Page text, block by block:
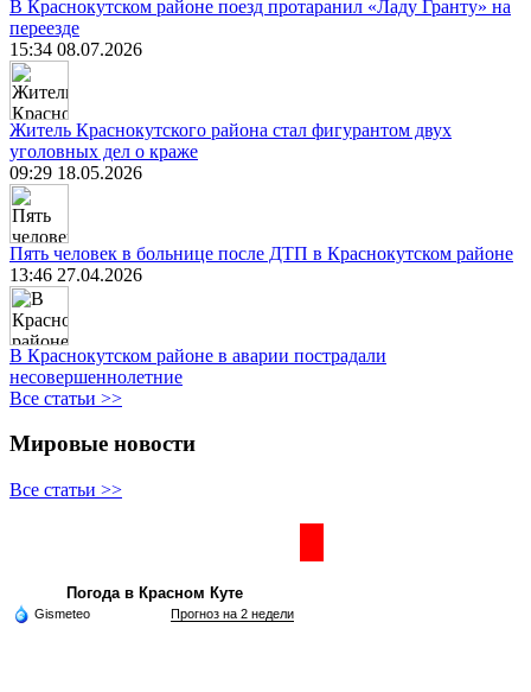
В Краснокутском районе поезд протаранил «Ладу Гранту» на
переезде
15:34 08.07.2026
Житель Краснокутского района стал фигурантом двух
уголовных дел о краже
09:29 18.05.2026
Пять человек в больнице после ДТП в Краснокутском районе
13:46 27.04.2026
В Краснокутском районе в аварии пострадали
несовершеннолетние
Все статьи >>
Мировые новости
Все статьи >>
Погода в Красном Куте
Gismeteo Прогноз на 2 недели